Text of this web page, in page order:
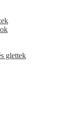
glettek